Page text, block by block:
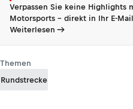
Verpassen Sie keine Highlights
Motorsports - direkt in Ihr E-
Weiterlesen
Themen
Rundstrecke